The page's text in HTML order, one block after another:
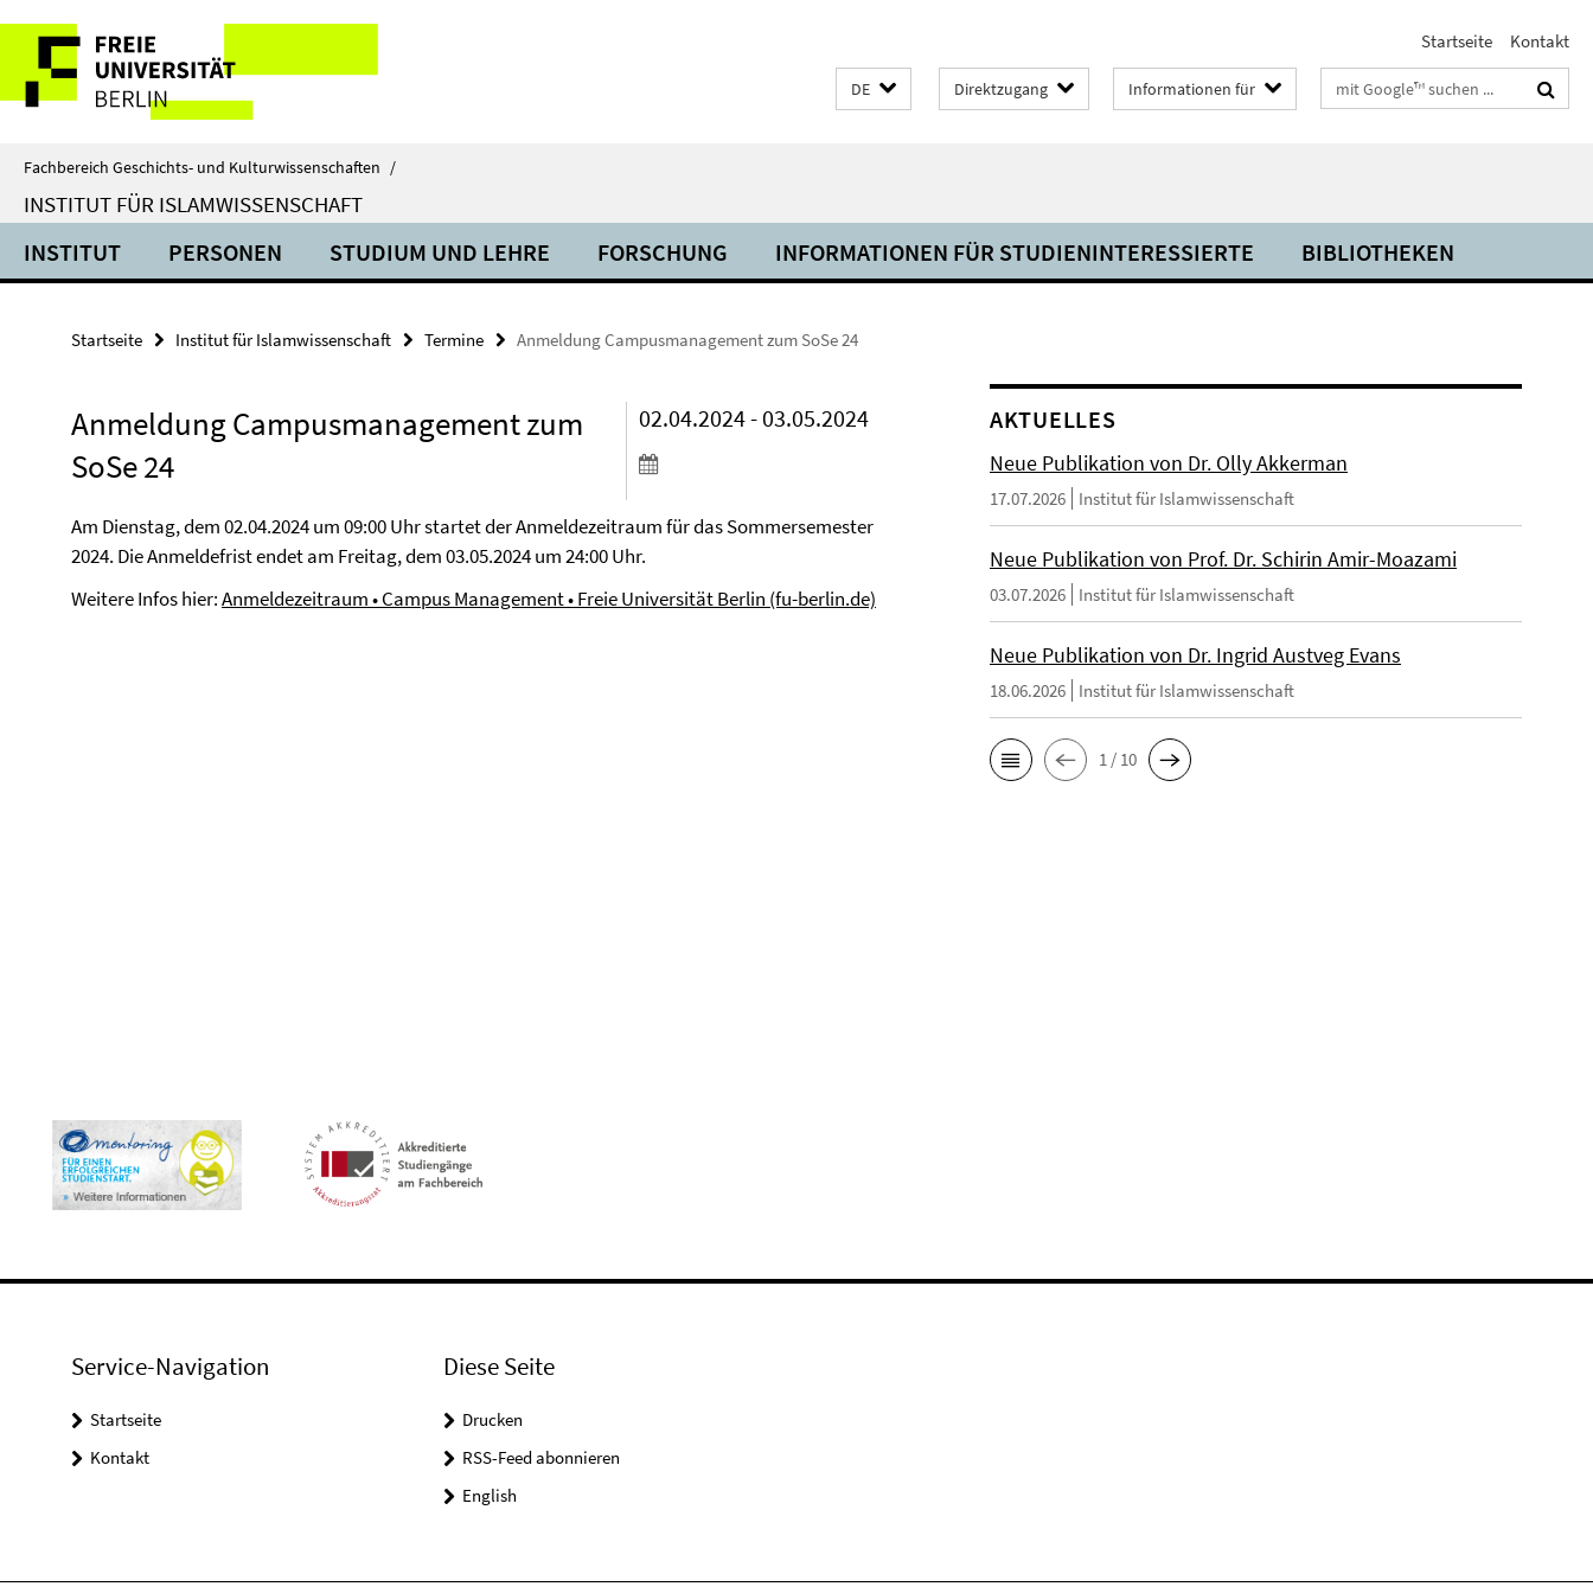
direkt
Inhalt
Service-
Navigation
Startseite Kontakt
DE Direktzugang Informationen für Suchbegriffe
Fachbereich Geschichts- und Kulturwissenschaften /
INSTITUT FÜR ISLAMWISSENSCHAFT
INSTITUT PERSONEN STUDIUM UND LEHRE FORSCHUNG INFORMATIONEN FÜR STUDIENINTERESSIERTE BIBLIOTHEKEN
Startseite Institut für Islamwissenschaft Termine Anmeldung Campusmanagement zum SoSe 24
Anmeldung Campusmanagement zum
SoSe 24
02.04.2024 - 03.05.2024
Am Dienstag, dem 02.04.2024 um 09:00 Uhr startet der Anmeldezeitraum für das Sommersemester
2024. Die Anmeldefrist endet am Freitag, dem 03.05.2024 um 24:00 Uhr.
Weitere Infos hier:Anmeldezeitraum • Campus Management • Freie Universität Berlin (fu-berlin.de)
AKTUELLES
Neue Publikation von Dr. Olly Akkerman
17.07.2026 Institut für Islamwissenschaft
Neue Publikation von Prof. Dr. Schirin Amir-Moazami
03.07.2026 Institut für Islamwissenschaft
Neue Publikation von Dr. Ingrid Austveg Evans
18.06.2026 Institut für Islamwissenschaft
1 / 10
Service-Navigation
Startseite
Kontakt
Diese Seite
Drucken
RSS-Feed abonnieren
English